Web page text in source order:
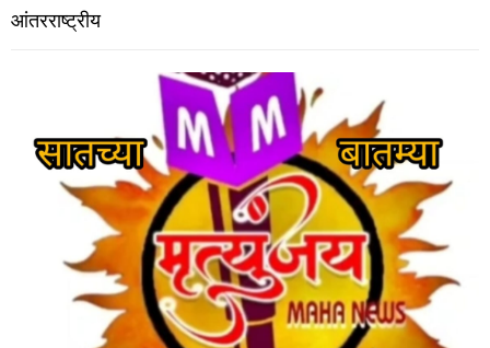
आंतरराष्ट्रीय